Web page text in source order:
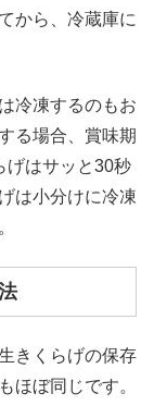
から、冷蔵庫に
冷凍するのもお
る場合、賞味期
げはサッと30秒
は小分けに冷凍
きくらげの保存
ほぼ同じです。